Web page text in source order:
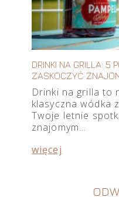
DRINKI NA GRILLA: 5
ZASKOCZYĆ
Drinki na grilla to
klasyczna wódka
Twoje letnie
znajomym…
więcej